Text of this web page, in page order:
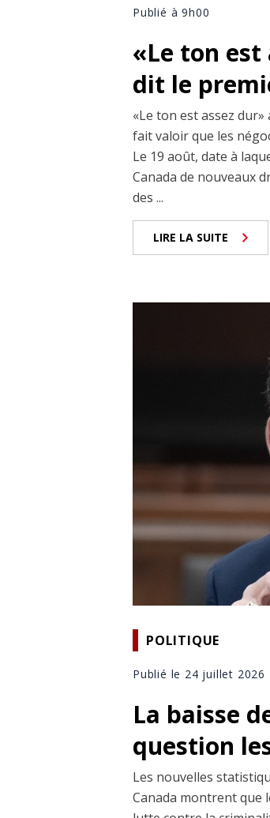
Publié à 9h00
«Le ton est
dit le
«Le ton est assez
fait valoir que les
Le 19 août, date à
Canada de nouveaux
des ...
LIRE LA SUITE
POLITIQUE
Publié le 24 juillet 2026
La baisse
question
Les nouvelles
Canada montrent que